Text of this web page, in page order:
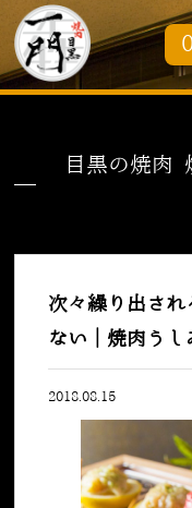
目黒の焼肉
次々繰り出さ
ない｜焼肉う
2018.08.15